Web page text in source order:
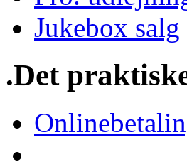
Jukebox salg
.Det